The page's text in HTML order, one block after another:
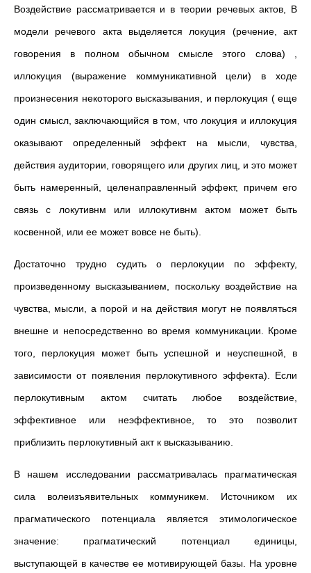
Воздействие рассматривается и в теории речевых актов, В
модели речевого акта выделяется локуция (речение, акт
говорения в полном обычном смысле этого слова) ,
иллокуция (выражение коммуникативной цели) в ходе
произнесения некоторого высказывания, и перлокуция ( еще
один смысл, заключающийся в том, что локуция и иллокуция
оказывают определенный эффект на мысли, чувства,
действия аудитории, говорящего или других лиц, и это может
быть намеренный, целенаправленный эффект, причем его
связь с локутивнм или иллокутивнм актом может быть
косвенной, или ее может вовсе не быть).
Достаточно трудно судить о перлокуции по эффекту,
произведенному высказыванием, поскольку воздействие на
чувства, мысли, а порой и на действия могут не появляться
внешне и непосредственно во время коммуникации. Кроме
того, перлокуция может быть успешной и неуспешной, в
зависимости от появления перлокутивного эффекта). Если
перлокутивным актом считать любое воздействие,
эффективное или неэффективное, то это позволит
приблизить перлокутивный акт к высказыванию.
В нашем исследовании рассматривалась прагматическая
сила волеизъявительных коммуникем. Источником их
прагматического потенциала является этимологическое
значение: прагматический потенциал единицы,
выступающей в качестве ее мотивирующей базы. На уровне